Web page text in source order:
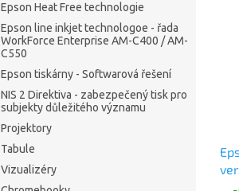
Epson Heat Free technologie
Epson line inkjet technologoe - řada
WorkForce Enterprise AM-C400 / AM-
C550
Epson tiskárny - Softwarová řešení
NIS 2 Direktiva - zabezpečený tisk pro
subjekty důležitého významu
Projektory
Tabule
Vizualizéry